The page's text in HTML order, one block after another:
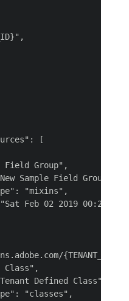
[
Field Group",
Sample Field Group.",
"mixins",
Feb 02 2019 00:24:30
{TENANT_ID}/
Class",
Defined Class",
"classes",